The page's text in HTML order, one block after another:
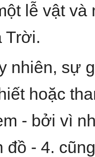
lễ vật
Trời.
nhiên, sự
hoặc
- bởi vì
đồ - 4.